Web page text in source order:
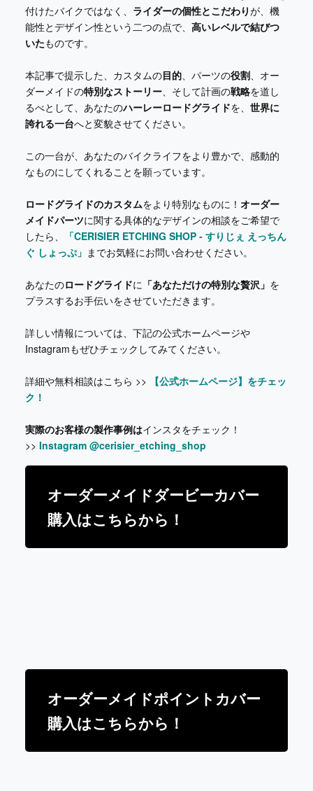
付けたバイクではなく、 ライダーの個性とこだわりが、機
能性とデザイン性という二つの点で、 高いレベルで結びつ
いたものです。
本記事で提示した、カスタムの目的 、パーツの役割 、オー
ダーメイドの特別なストーリー 、そして計画の戦略を道し
るべとして、あなたのハーレーロードグライドを、 世界に
誇れる一台へと変貌させてください。
この一台が、あなたのバイクライフをより豊かで、感動的
なものにしてくれることを願っています。
ロードグライドのカスタムをより特別なものに！ オーダー
メイドパーツに関する具体的なデザインの相談をご希望で
したら、
「CERISIER ETCHING SHOP - すりじぇ えっちん
ぐ しょっぷ」 までお気軽にお問い合わせください。
あなたのロードグライドに 「あなただけの特別な贅沢」 を
プラスするお手伝いをさせていただきます。
詳しい情報については、下記の公式ホームページや
Instagramもぜひチェックしてみてください。
詳細や無料相談はこちら >>
【公式ホームページ】をチェッ
ク！
実際のお客様の製作事例はインスタをチェック！
>> Instagram @cerisier_etching_shop
オーダーメイドダービーカバー
購入はこちらから！
オーダーメイドポイントカバー
購入はこちらから！